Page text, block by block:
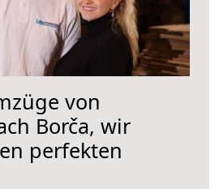
von
Borča, wir
perfekten